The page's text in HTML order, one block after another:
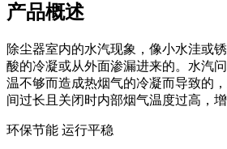
产品概述
除尘器室内的水汽现象，像小水洼或
酸的冷凝或从外面渗漏进来的。水汽
温不够而造成热烟气的冷凝而导致的
间过长且关闭时内部烟气温度过高，
环保节能 运行平稳